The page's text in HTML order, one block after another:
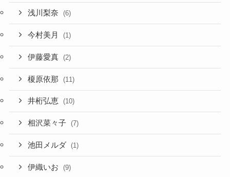
浅川梨奈 (6)
今村美月 (1)
伊藤愛真 (2)
榎原依那 (11)
井桁弘恵 (10)
相沢菜々子 (7)
池田メルダ (1)
伊織いお (9)